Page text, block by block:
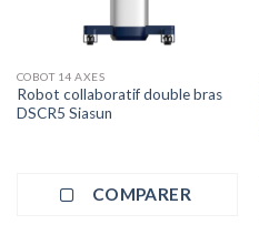
COBOT 14 AXES
Robot collaboratif double bras
DSCR5 Siasun
COMPARER